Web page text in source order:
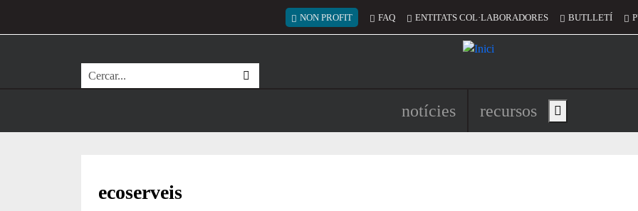
Menú del compte d'usuari
NON PROFIT FAQ ENTITATS COL·LABORADORES BUTLLETÍ
Cerca
Navegació principal de
notícies recursos Show main menu
ecoserveis